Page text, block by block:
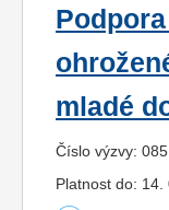
mladé
Číslo výzvy: 085
Platnost do: